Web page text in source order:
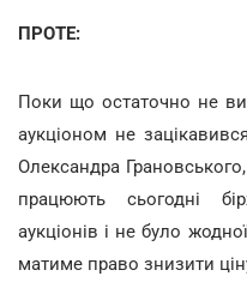
ПРОТЕ:
Поки що остаточно не
аукціоном не
Олександра
працюють сьогодні
аукціонів і не було
матиме право знизити